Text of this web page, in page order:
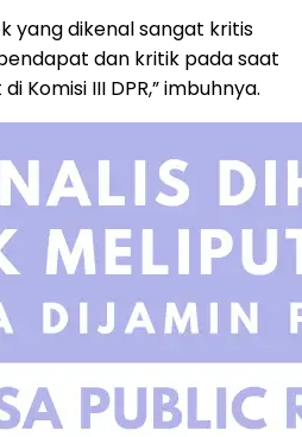
yang dikenal sangat kritis
dan kritik pada saat
III DPR,” imbuhnya.